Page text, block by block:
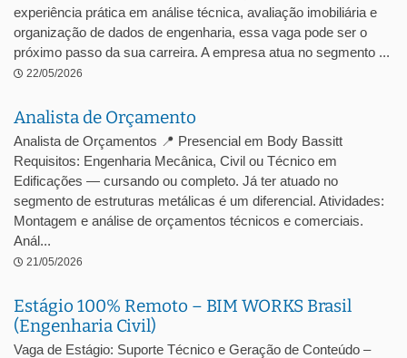
experiência prática em análise técnica, avaliação imobiliária e
organização de dados de engenharia, essa vaga pode ser o
próximo passo da sua carreira. A empresa atua no segmento ...
22/05/2026
Analista de Orçamento
Analista de Orçamentos 📍 Presencial em Body Bassitt
Requisitos: Engenharia Mecânica, Civil ou Técnico em
Edificações — cursando ou completo. Já ter atuado no
segmento de estruturas metálicas é um diferencial. Atividades:
Montagem e análise de orçamentos técnicos e comerciais.
Anál...
21/05/2026
Estágio 100% Remoto – BIM WORKS Brasil
(Engenharia Civil)
Vaga de Estágio: Suporte Técnico e Geração de Conteúdo –